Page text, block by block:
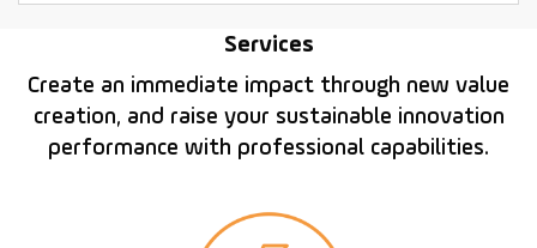
Services
Create an immediate impact through new value
creation, and raise your sustainable innovation
performance with professional capabilities.